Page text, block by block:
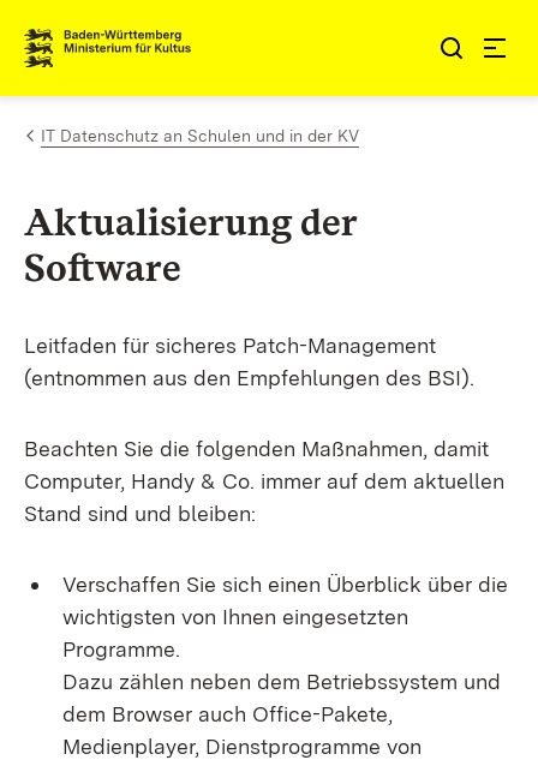
Zum Inhalt springen
Link zur Startseite
IT Datenschutz an Schulen und in der KV
Aktualisierung der
Software
Leitfaden für sicheres Patch-Management
(entnommen aus den Empfehlungen des BSI).
Beachten Sie die folgenden Maßnahmen, damit
Computer, Handy & Co. immer auf dem aktuellen
Stand sind und bleiben:
Verschaffen Sie sich einen Überblick über die
wichtigsten von Ihnen eingesetzten
Programme.
Dazu zählen neben dem Betriebssystem und
dem Browser auch Office-Pakete,
Medienplayer, Dienstprogramme von